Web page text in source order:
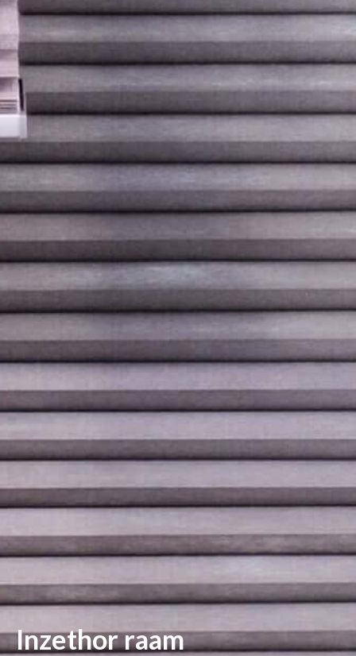
Inzethor raam